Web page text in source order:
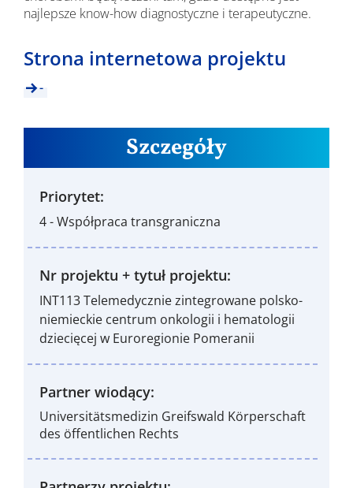
najlepsze know-how diagnostyczne i terapeutyczne.
Strona internetowa projektu
-
Szczegóły
Priorytet:
4 - Współpraca transgraniczna
Nr projektu + tytuł projektu:
INT113 Telemedycznie zintegrowane polsko-
niemieckie centrum onkologii i hematologii
dziecięcej w Euroregionie Pomeranii
Partner wiodący:
Universitätsmedizin Greifswald Körperschaft
des öffentlichen Rechts